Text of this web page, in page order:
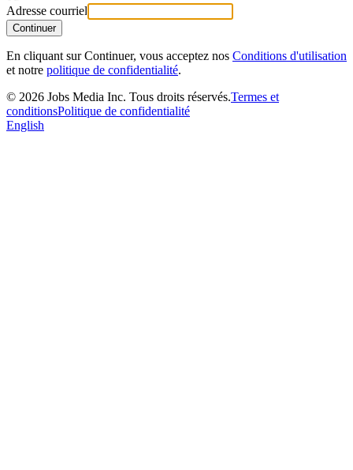
Adresse courriel
Continuer
En cliquant sur Continuer, vous acceptez nos Conditions d'utilisation
et notre politique de confidentialité.
© 2026 Jobs Media Inc. Tous droits réservés.Termes et
conditionsPolitique de confidentialité
English